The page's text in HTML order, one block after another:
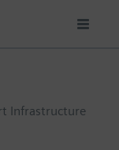
Infrastructure